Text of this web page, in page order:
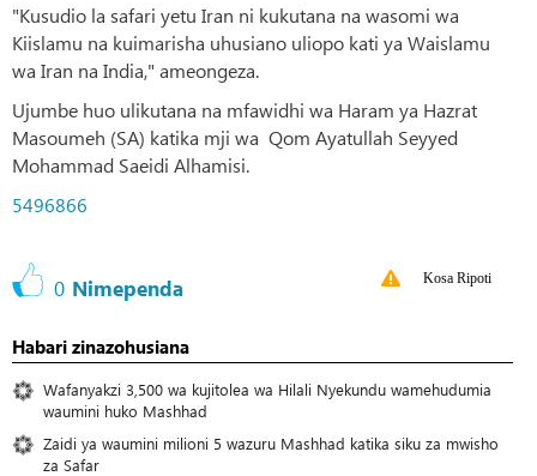
"Kusudio la safari yetu Iran ni kukutana na wasomi wa
Kiislamu na kuimarisha uhusiano uliopo kati ya Waislamu
wa Iran na India," ameongeza.
Ujumbe huo ulikutana na mfawidhi wa Haram ya Hazrat
Masoumeh (SA) katika mji wa Qom Ayatullah Seyyed
Mohammad Saeidi Alhamisi.
5496866
0 Nimependa Kosa Ripoti
Habari zinazohusiana
Wafanyakzi 3,500 wa kujitolea wa Hilali Nyekundu wamehudumia
waumini huko Mashhad
Zaidi ya waumini milioni 5 wazuru Mashhad katika siku za mwisho
za Safar